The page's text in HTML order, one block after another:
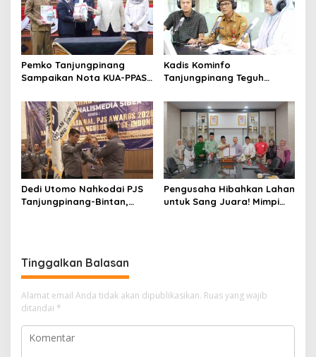
Pemko Tanjungpinang
Sampaikan Nota KUA-PPAS
DPRD
Kadis Kominfo
Tanjungpinang Teguh
Warga Jadi Bahan Evaluasi
Pemerintah
Dedi Utomo Nahkodai PJS
Tanjungpinang-Bintan,
Pengusaha Hibahkan Lahan
untuk Sang Juara! Mimpi
Tinggalkan Balasan
Alamat email Anda tidak akan dipublikasikan. Ruas yang wajib
ditandai *